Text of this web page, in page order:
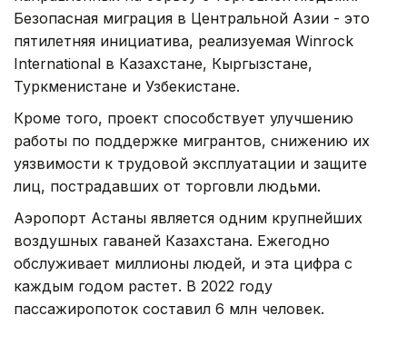
Безопасная миграция в Центральной Азии - это
пятилетняя инициатива, реализуемая Winrock
International в Казахстане, Кыргызстане,
Туркменистане и Узбекистане.
Кроме того, проект способствует улучшению
работы по поддержке мигрантов, снижению их
уязвимости к трудовой эксплуатации и защите
лиц, пострадавших от торговли людьми.
Аэропорт Астаны является одним крупнейших
воздушных гаваней Казахстана. Ежегодно
обслуживает миллионы людей, и эта цифра с
каждым годом растет. В 2022 году
пассажиропоток составил 6 млн человек.